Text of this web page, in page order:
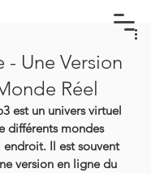
- Une Version
Réel
est un univers virtuel
différents mondes
endroit. Il est souvent
version en ligne du